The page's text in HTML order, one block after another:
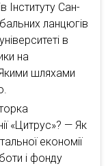
Інституту Сан-
ланцюгів
в
на
Якими шляхами
«Цитрус»? — Як
економії
і фонду